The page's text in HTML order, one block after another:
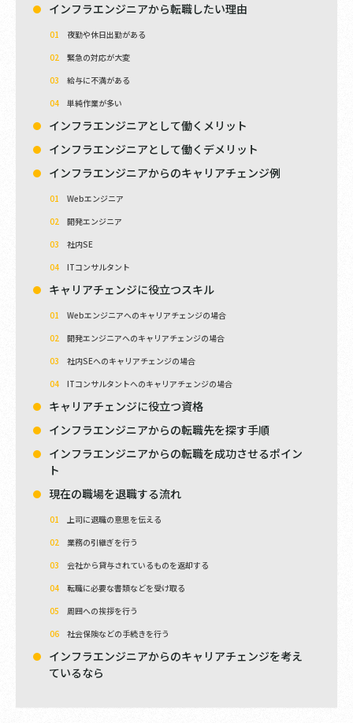
インフラエンジニアから転職したい理由
夜勤や休日出勤がある
緊急の対応が大変
給与に不満がある
単純作業が多い
インフラエンジニアとして働くメリット
インフラエンジニアとして働くデメリット
インフラエンジニアからのキャリアチェンジ例
Webエンジニア
開発エンジニア
社内SE
ITコンサルタント
キャリアチェンジに役立つスキル
Webエンジニアへのキャリアチェンジの場合
開発エンジニアへのキャリアチェンジの場合
社内SEへのキャリアチェンジの場合
ITコンサルタントへのキャリアチェンジの場合
キャリアチェンジに役立つ資格
インフラエンジニアからの転職先を探す手順
インフラエンジニアからの転職を成功させるポイン
ト
現在の職場を退職する流れ
上司に退職の意思を伝える
業務の引継ぎを行う
会社から貸与されているものを返却する
転職に必要な書類などを受け取る
周囲への挨拶を行う
社会保険などの手続きを行う
インフラエンジニアからのキャリアチェンジを考え
ているなら